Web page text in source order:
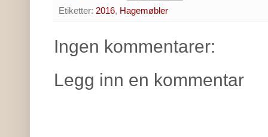
Etiketter: 2016, Hagemøbler
Ingen kommentarer:
Legg inn en kommentar